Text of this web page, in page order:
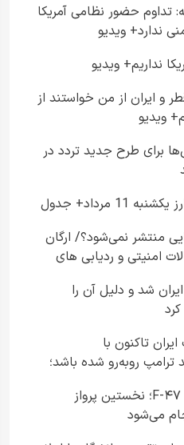
تداوم حضور نظامی آمریکا
ندارد+ ویدیو
نداریم+ ویدیو
و ایران از من خواستند از
ویدیو
برای طرح جدید تردد در
مرداد+ جدول
منتشر نمی‌شود؟/ ارگان
امنیتی و ردیابی های
حمله به ایران شد و دلیل آن را
تاکنون با
ترامپ روبه‌رو شده باشد؛
می‌زند
جنگنده نسل ششم آمریکا F-۴۷؛ نخستین پرواز